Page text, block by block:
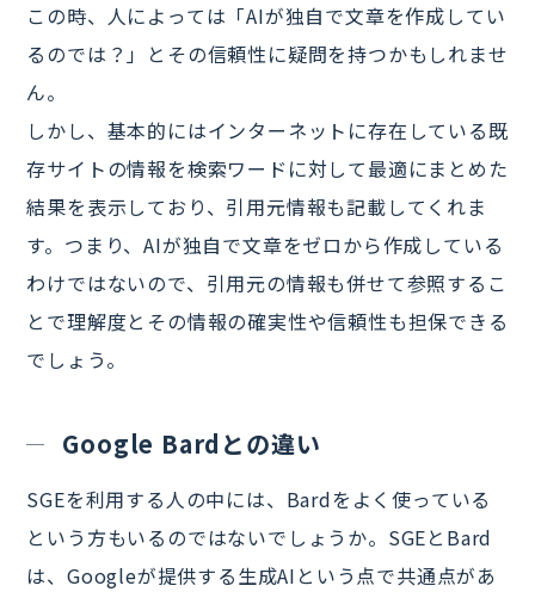
この時、人によっては「AIが独自で文章を作成してい
るのでは？」とその信頼性に疑問を持つかもしれませ
ん。
しかし、基本的にはインターネットに存在している既
存サイトの情報を検索ワードに対して最適にまとめた
結果を表示しており、引用元情報も記載してくれま
す。つまり、AIが独自で文章をゼロから作成している
わけではないので、引用元の情報も併せて参照するこ
とで理解度とその情報の確実性や信頼性も担保できる
でしょう。
Google Bardとの違い
SGEを利用する人の中には、Bardをよく使っている
という方もいるのではないでしょうか。SGEとBard
は、Googleが提供する生成AIという点で共通点があ